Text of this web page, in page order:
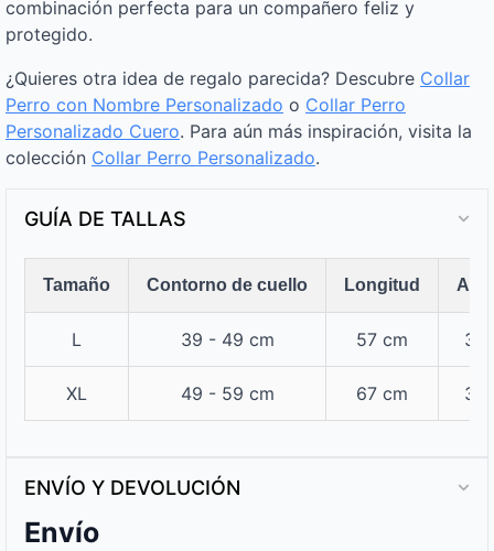
combinación perfecta para un compañero feliz y
protegido.
¿Quieres otra idea de regalo parecida? Descubre Collar
Perro con Nombre Personalizado o Collar Perro
Personalizado Cuero. Para aún más inspiración, visita la
colección Collar Perro Personalizado.
GUÍA DE TALLAS
Tamaño Contorno de cuello Longitud
L 39 - 49 cm 57 cm
XL 49 - 59 cm 67 cm
ENVÍO Y DEVOLUCIÓN
Envío